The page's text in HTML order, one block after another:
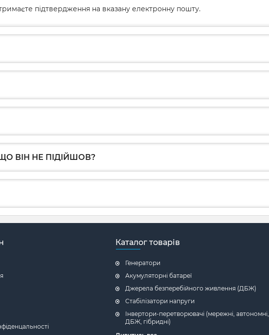
підтвердження на вказану електронну пошту.
ВІН НЕ ПІДІЙШОВ?
Каталог товарів
Генератори
Акумуляторні батареї
Джерела безперебійного живлення (ДБЖ)
Стабілізатори напруги
Інвертори-перетворювачі (мережні, автономні,
ДБЖ, гібридні)